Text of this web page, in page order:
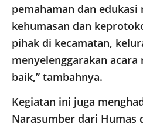
pemahaman dan edukasi
kehumasan dan
pihak di kecamatan,
menyelenggarakan
baik,” tambahnya.
Kegiatan ini juga
Narasumber dari Humas